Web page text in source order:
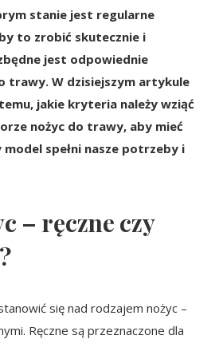
stanie jest regularne
to zrobić skutecznie i
jest odpowiednie
trawy. W dzisiejszym artykule
jakie kryteria należy wziąć
nożyc do trawy, aby mieć
spełni nasze potrzeby i
– ręczne czy
się nad rodzajem nożyc –
Ręczne są przeznaczone dla